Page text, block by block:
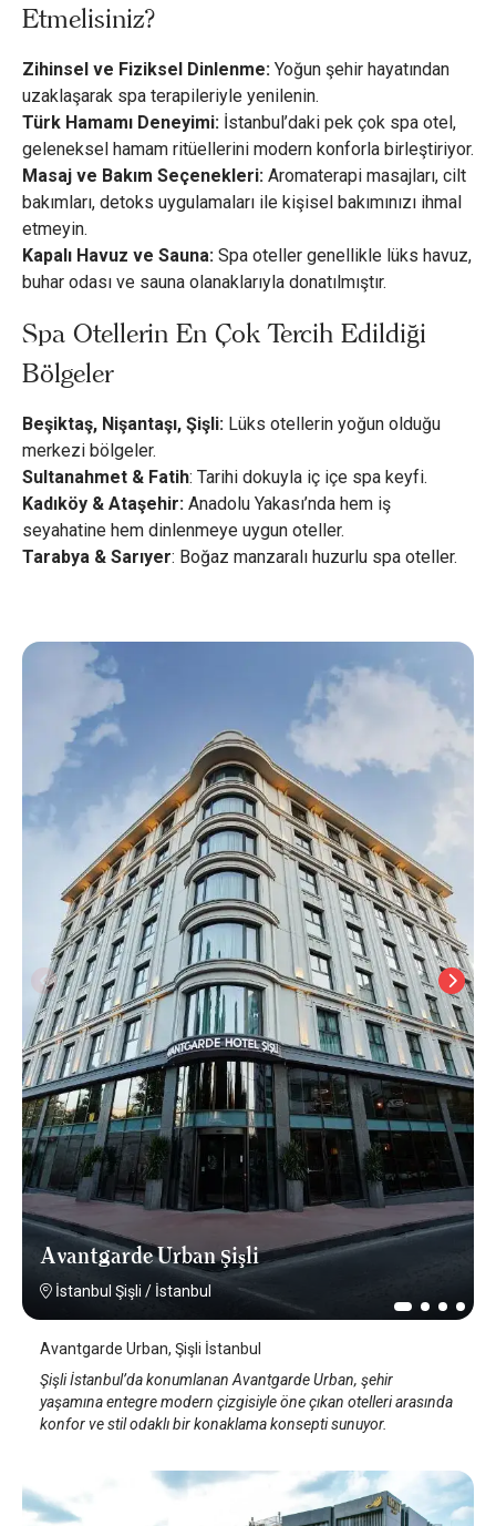
Etmelisiniz?
Zihinsel ve Fiziksel Dinlenme: Yoğun şehir hayatından
uzaklaşarak spa terapileriyle yenilenin.
Türk Hamamı Deneyimi: İstanbul’daki pek çok spa otel,
geleneksel hamam ritüellerini modern konforla birleştiriyor.
Masaj ve Bakım Seçenekleri: Aromaterapi masajları, cilt
bakımları, detoks uygulamaları ile kişisel bakımınızı ihmal
etmeyin.
Kapalı Havuz ve Sauna: Spa oteller genellikle lüks havuz,
buhar odası ve sauna olanaklarıyla donatılmıştır.
Spa Otellerin En Çok Tercih Edildiği
Bölgeler
Beşiktaş, Nişantaşı, Şişli: Lüks otellerin yoğun olduğu
merkezi bölgeler.
Sultanahmet & Fatih: Tarihi dokuyla iç içe spa keyfi.
Kadıköy & Ataşehir: Anadolu Yakası’nda hem iş
seyahatine hem dinlenmeye uygun oteller.
Tarabya & Sarıyer: Boğaz manzaralı huzurlu spa oteller.
Avantgarde Urban Şişli
İstanbul Şişli / İstanbul
Avantgarde Urban, Şişli İstanbul
Şişli İstanbul’da konumlanan Avantgarde Urban, şehir
yaşamına entegre modern çizgisiyle öne çıkan otelleri arasında
konfor ve stil odaklı bir konaklama konsepti sunuyor.